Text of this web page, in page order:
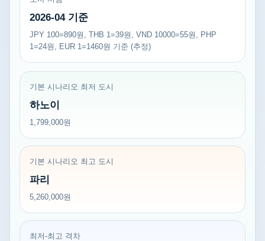
2026-04 기준
JPY 100=890원, THB 1=39원, VND 10000=55원, PHP
1=24원, EUR 1=1460원 기준 (추정)
기본 시나리오 최저 도시
하노이
1,799,000원
기본 시나리오 최고 도시
파리
5,260,000원
최저-최고 격차